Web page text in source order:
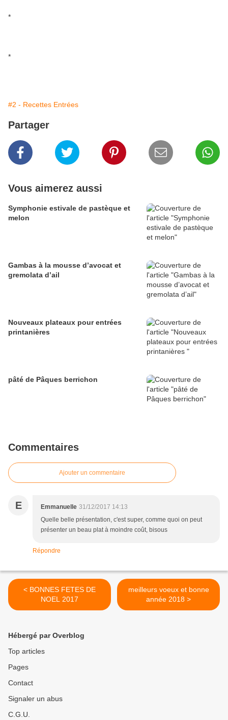
*
*
#2 - Recettes Entrées
Partager
Vous aimerez aussi
Symphonie estivale de pastèque et
melon
Gambas à la mousse d’avocat et
gremolata d’ail
Nouveaux plateaux pour entrées
printanières
pâté de Pâques berrichon
Commentaires
Ajouter un commentaire
E Emmanuelle 31/12/2017 14:13
Quelle belle présentation, c'est super, comme quoi on peut
présenter un beau plat à moindre coût, bisous
Répondre
< BONNES FETES DE
NOEL 2017
meilleurs voeux et bonne
année 2018 >
Hébergé par Overblog
Top articles
Pages
Contact
Signaler un abus
C.G.U.